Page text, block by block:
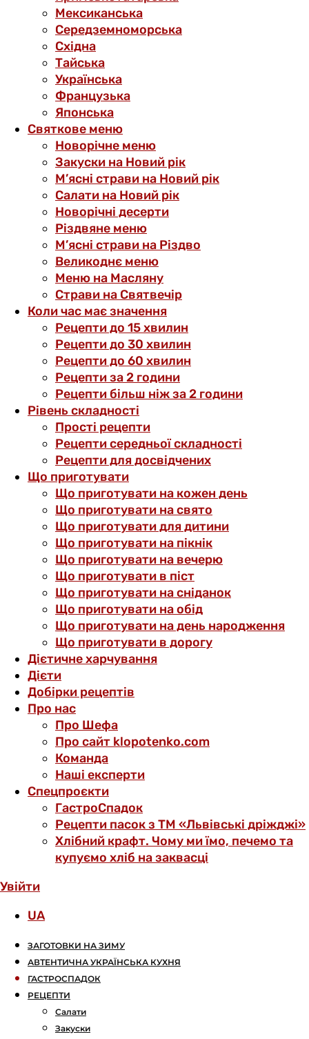
Мексиканська
Середземноморська
Східна
Тайська
Українська
Французька
Японська
Святкове меню
Новорічне меню
Закуски на Новий рік
М’ясні страви на Новий рік
Салати на Новий рік
Новорічні десерти
Різдвяне меню
М’ясні страви на Різдво
Великоднє меню
Меню на Масляну
Страви на Святвечір
Коли час має значення
Рецепти до 15 хвилин
Рецепти до 30 хвилин
Рецепти до 60 хвилин
Рецепти за 2 години
Рецепти більш ніж за 2 години
Рівень складності
Прості рецепти
Рецепти середньої складності
Рецепти для досвідчених
Що приготувати
Що приготувати на кожен день
Що приготувати на свято
Що приготувати для дитини
Що приготувати на пікнік
Що приготувати на вечерю
Що приготувати в піст
Що приготувати на сніданок
Що приготувати на обід
Що приготувати на день народження
Що приготувати в дорогу
Дієтичне харчування
Дієти
Добірки рецептів
Про нас
Про Шефа
Про сайт klopotenko.com
Команда
Наші експерти
Спецпроєкти
ГастроСпадок
Рецепти пасок з ТМ «Львівські дріжджі»
Хлібний крафт. Чому ми їмо, печемо та
купуємо хліб на заквасці
Увійти
UA
ЗАГОТОВКИ НА ЗИМУ
АВТЕНТИЧНА УКРАЇНСЬКА КУХНЯ
ГАСТРОСПАДОК
РЕЦЕПТИ
Салати
Закуски